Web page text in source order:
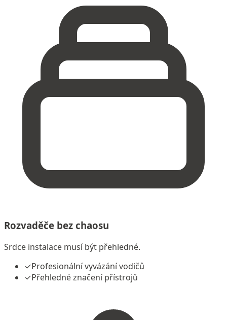
Rozvaděče bez chaosu
Srdce instalace musí být přehledné.
✓Profesionální vyvázání vodičů
✓Přehledné značení přístrojů